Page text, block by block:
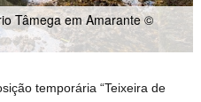
Tâmega em Amarante ©
temporária “Teixeira de